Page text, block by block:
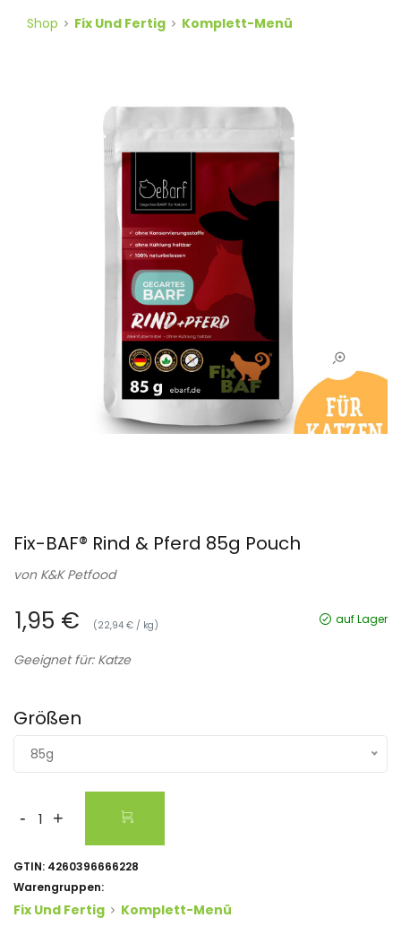
Shop Fix Und Fertig Komplett-Menü
Fix-BAF® Rind & Pferd 85g Pouch
von K&K Petfood
1,95 € (22,94 € / kg) auf Lager
Geeignet für: Katze
Größen
85g
- +
GTIN: 4260396666228
Warengruppen:
Fix Und Fertig Komplett-Menü